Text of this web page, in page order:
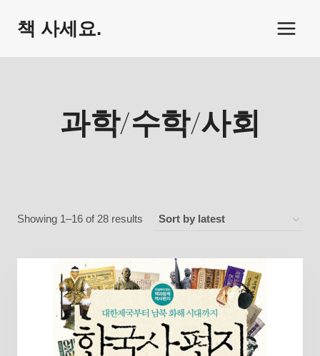
책 사세요.
과학/수학/사회
Showing 1–16 of 28 results Sorted
latest